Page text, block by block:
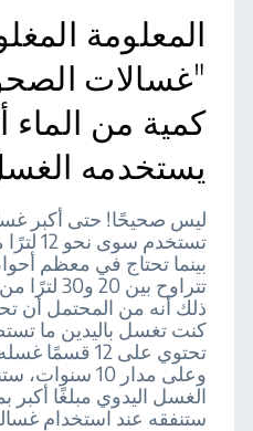
"غسالات
كمية من الماء
يستخدمه
ليس صحيحًا! حتى أكبر
بينما تحتاج في معظم
تتراوح
ذلك أنه من المحتمل أن
كنت تغسل باليدين ما
تحتوي على 12
وعلى مدار 10
الغسل اليدوي مبلغًا
ستنفقه عند استخدام